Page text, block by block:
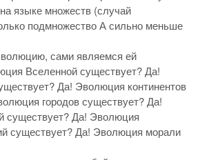
языке множеств (случай
подмножество А сильно меньше
сами являемся ей
Вселенной существует? Да!
Да! Эволюция континентов
городов существует? Да!
существует? Да! Эволюция
существует? Да! Эволюция морали